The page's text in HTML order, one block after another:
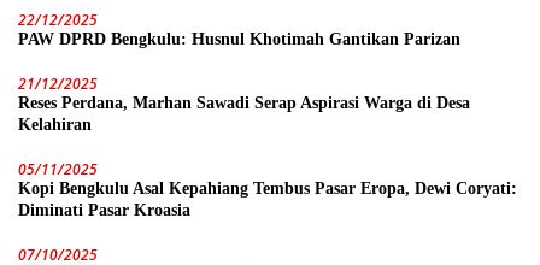
22/12/2025
PAW DPRD Bengkulu: Husnul Khotimah Gantikan Parizan
21/12/2025
Reses Perdana, Marhan Sawadi Serap Aspirasi Warga di Desa
Kelahiran
05/11/2025
Kopi Bengkulu Asal Kepahiang Tembus Pasar Eropa, Dewi Coryati:
Diminati Pasar Kroasia
07/10/2025